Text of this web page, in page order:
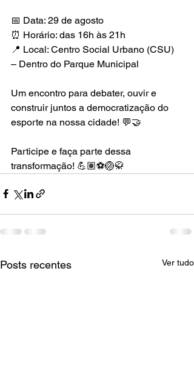
📅 Data: 29 de agosto
⏰ Horário: das 16h às 21h
📍 Local: Centro Social Urbano (CSU)
– Dentro do Parque Municipal
Um encontro para debater, ouvir e
construir juntos a democratização do
esporte na nossa cidade! 💬🤝
Participe e faça parte dessa
transformação! 💪🏽⚽🏐🥋
Posts recentes Ver tudo